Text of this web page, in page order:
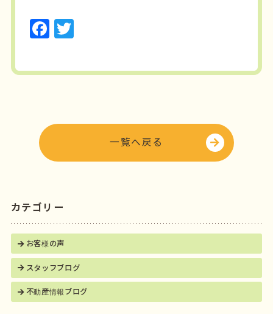
F
c
o
k
T
it
r
一覧へ戻る
カテゴリー
お客様の声
スタッフブログ
不動産情報ブログ